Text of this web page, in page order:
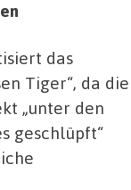
das
Tiger“, da die
„unter den
geschlüpft“